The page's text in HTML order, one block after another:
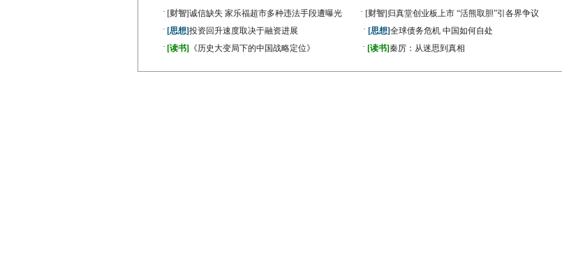
· [财智]诚信缺失 家乐福超市多种违法手段遭曝光 · [财智] 归真堂创业板上市 “活熊取胆”引各界争议
· [思想]投资回升速度取决于融资进展 · [思想]全球债务危机 中国如何自处
· [读书] 《历史大变局下的中国战略定位》 · [读书]秦厉：从迷思到真相